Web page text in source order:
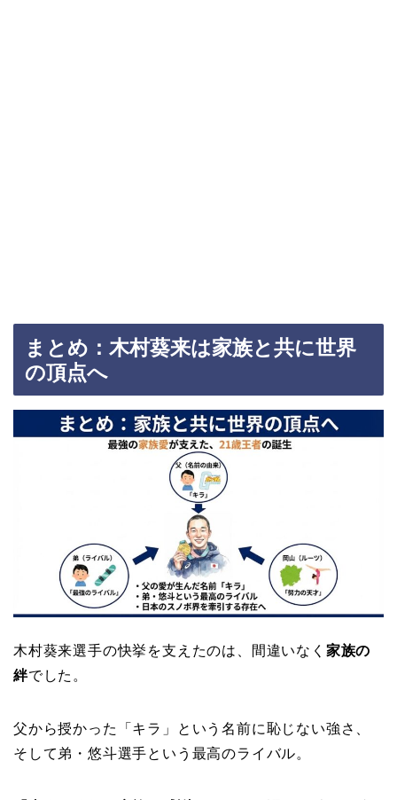
まとめ：木村葵来は家族と共に世界
の頂点へ
木村葵来選手の快挙を支えたのは、間違いなく 家族の
絆でした。
父から授かった「キラ」という名前に恥じない強さ、
そして弟・悠斗選手という最高のライバル。